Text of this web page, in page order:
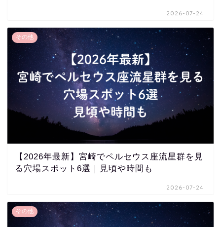
2026-07-24
その他
【2026年最新】宮崎でペルセウス座流星群を見
る穴場スポット6選｜見頃や時間も
2026-07-24
その他